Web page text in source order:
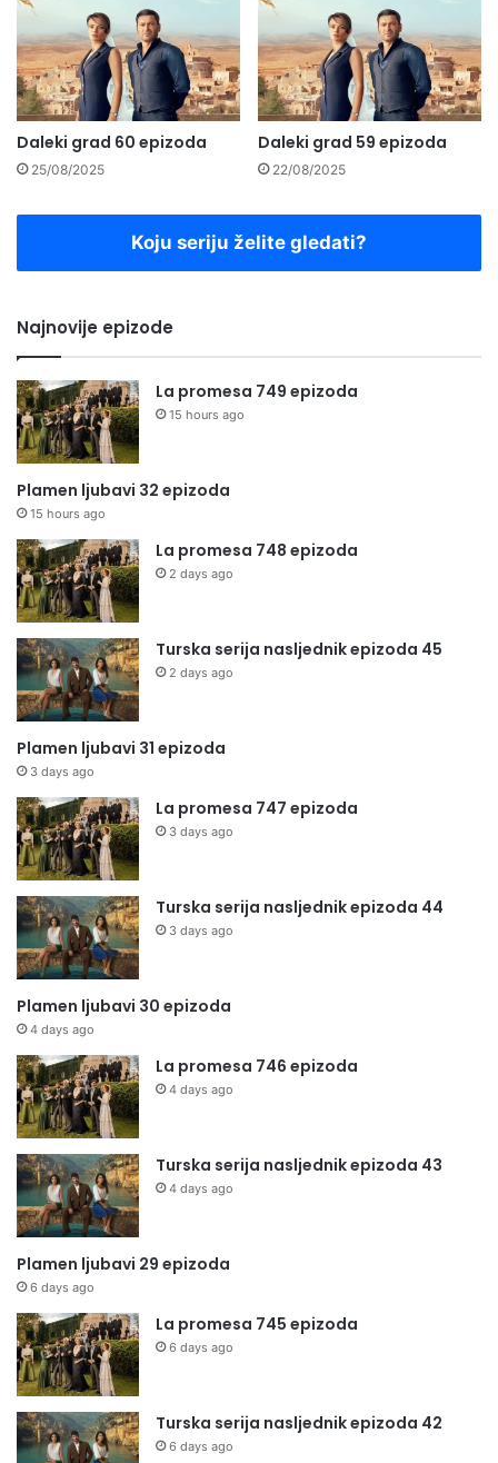
Daleki grad 60 epizoda
25/08/2025
Daleki grad 59 epizoda
22/08/2025
Koju seriju želite gledati?
Najnovije epizode
La promesa 749 epizoda
15 hours ago
Plamen ljubavi 32 epizoda
15 hours ago
La promesa 748 epizoda
2 days ago
Turska serija nasljednik epizoda 45
2 days ago
Plamen ljubavi 31 epizoda
3 days ago
La promesa 747 epizoda
3 days ago
Turska serija nasljednik epizoda 44
3 days ago
Plamen ljubavi 30 epizoda
4 days ago
La promesa 746 epizoda
4 days ago
Turska serija nasljednik epizoda 43
4 days ago
Plamen ljubavi 29 epizoda
6 days ago
La promesa 745 epizoda
6 days ago
Turska serija nasljednik epizoda 42
6 days ago